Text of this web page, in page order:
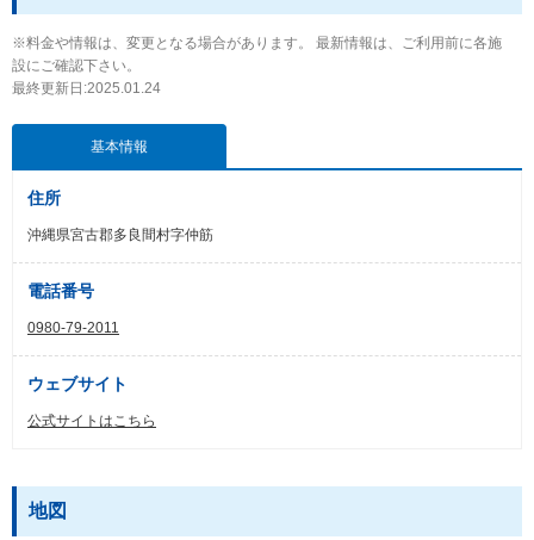
※料金や情報は、変更となる場合があります。 最新情報は、ご利用前に各施
設にご確認下さい。
最終更新日:2025.01.24
基本情報
住所
沖縄県宮古郡多良間村字仲筋
電話番号
0980-79-2011
ウェブサイト
公式サイトはこちら
地図